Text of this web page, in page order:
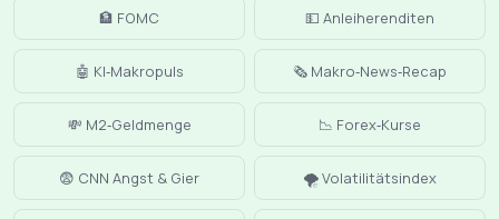
🏦 FOMC 💵 Anleiherenditen
🤖 KI‑Makropuls 🗞️ Makro‑News‑Recap
💸 M2‑Geldmenge 📉 Forex‑Kurse
😨 CNN Angst & Gier 🌪️ Volatilitätsindex